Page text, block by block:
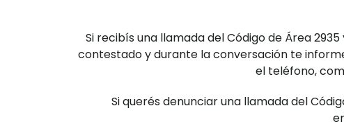
Si recibís una llamada del Código de Área
contestado y durante la conversación te
el teléfono,
Si querés denunciar una llamada del